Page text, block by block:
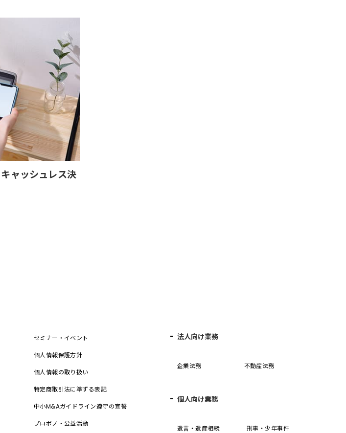
ャッシュレス決
セミナー・イベント
個人情報保護方針
個人情報の取り扱い
特定商取引法に準ずる表記
中小M&Aガイドライン遵守の宣誓
プロボノ・公益活動
法人向け業務
企業法務 不動産法務
個人向け業務
遺言・遺産相続 刑事・少年事件